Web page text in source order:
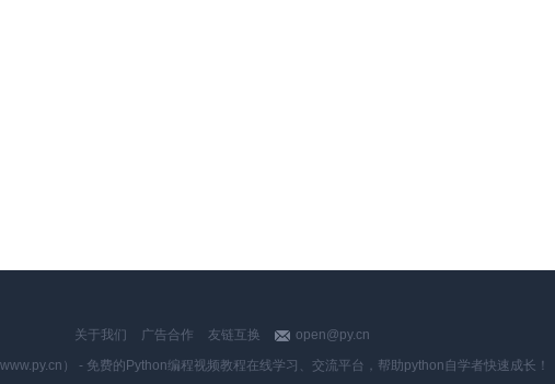
关于我们 广告合作 友链互换
open@py.cn
） - 免费的Python编程视频教程在线学习、交流平台，帮助python自学者快速成长！